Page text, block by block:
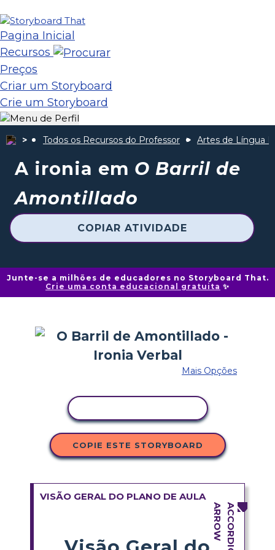
Pagina Inicial
Recursos
Preços
Criar um Storyboard
Crie um Storyboard
Todos os Recursos do Professor Artes de Língua
A ironia em O Barril de
Amontillado
COPIAR ATIVIDADE
Junte-se a milhões de educadores no Storyboard That.
Crie uma conta educacional gratuita ✨
Mais Opções
COPIE ESTE STORYBOARD
VISÃO GERAL DO PLANO DE AULA